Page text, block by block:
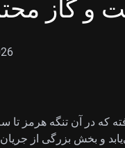
و گاز
که در آن تنگه هرمز
و بخش بزرگی از